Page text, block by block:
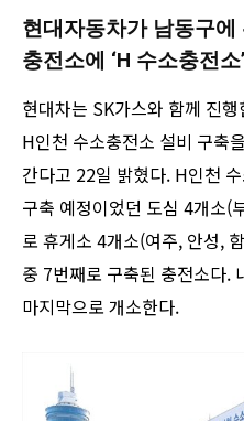
현대자동차가 남동구
충전소에 ‘H 수소충전
현대차는 SK가스와 함께 진
H인천 수소충전소 설비 구축
간다고 22일 밝혔다. H인천
구축 예정이었던 도심 4개소(
로 휴게소 4개소(여주, 안성,
중 7번째로 구축된 충전소다.
마지막으로 개소한다.